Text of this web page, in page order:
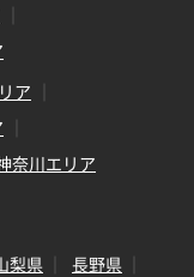
ア
奈川エリア
梨県
長野県